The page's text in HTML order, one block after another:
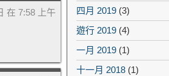
在 7:58 上午
四月 2019 (3)
遊行 2019 (4)
一月 2019 (1)
十一月 2018 (1)